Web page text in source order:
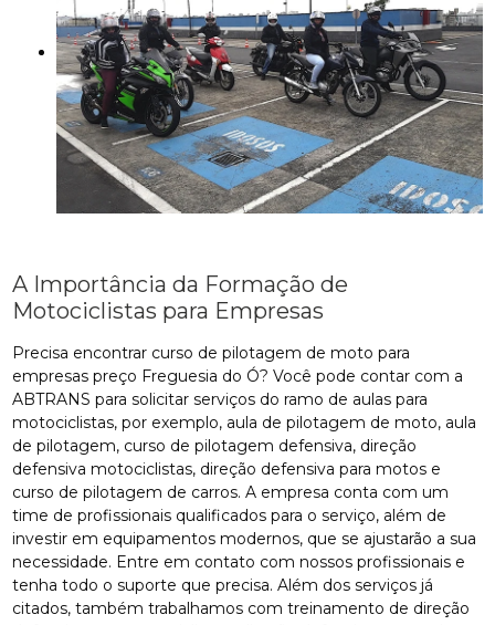
A Importância da Formação de
Motociclistas para Empresas
Precisa encontrar curso de pilotagem de moto para
empresas preço Freguesia do Ó? Você pode contar com a
ABTRANS para solicitar serviços do ramo de aulas para
motociclistas, por exemplo, aula de pilotagem de moto, aula
de pilotagem, curso de pilotagem defensiva, direção
defensiva motociclistas, direção defensiva para motos e
curso de pilotagem de carros. A empresa conta com um
time de profissionais qualificados para o serviço, além de
investir em equipamentos modernos, que se ajustarão a sua
necessidade. Entre em contato com nossos profissionais e
tenha todo o suporte que precisa. Além dos serviços já
citados, também trabalhamos com treinamento de direção